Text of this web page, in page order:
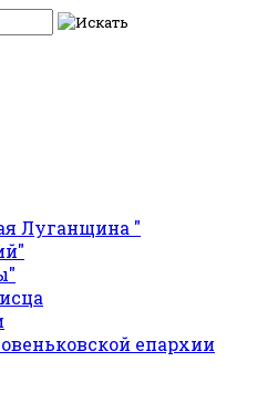
Луганщина "
епархии